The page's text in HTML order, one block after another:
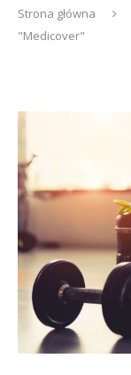
Strona główna
"Medicover"